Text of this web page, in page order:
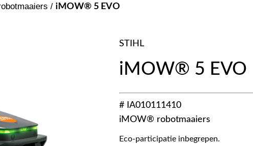
/ iMOW® 5 EVO
STIHL
iMOW® 5 EVO
# IA010111410
iMOW® robotmaaiers
Eco-participatie inbegrepen.